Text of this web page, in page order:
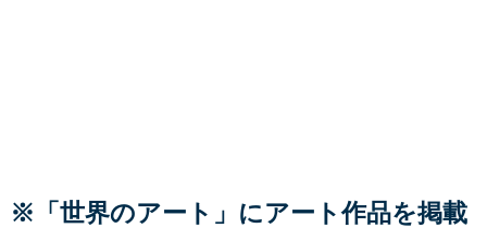
※「世界のアート」にアート作品を掲載